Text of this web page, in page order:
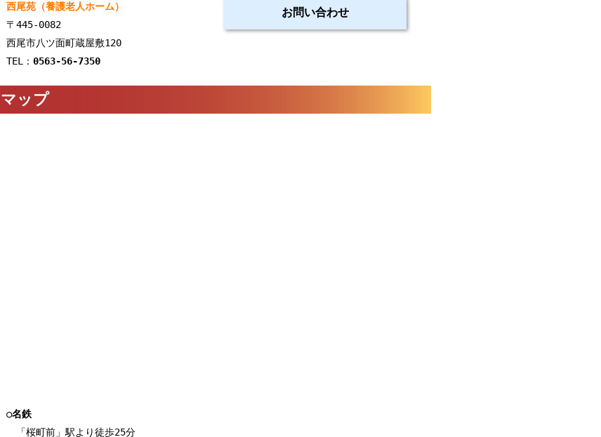
西尾苑（養護老人ホーム）
〒445-0082
西尾市八ツ面町蔵屋敷120
TEL：0563-56-7350
お問い合わせ
マップ
○名鉄
「桜町前」駅より徒歩25分